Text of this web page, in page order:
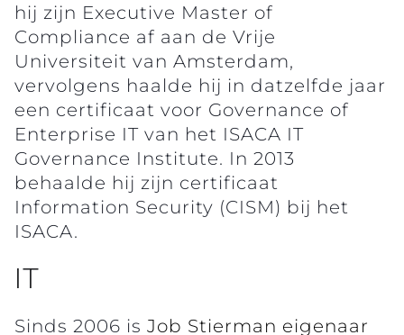
hij zijn Executive Master of
Compliance af aan de Vrije
Universiteit van Amsterdam,
vervolgens haalde hij in datzelfde jaar
een certificaat voor Governance of
Enterprise IT van het ISACA IT
Governance Institute. In 2013
behaalde hij zijn certificaat
Information Security (CISM) bij het
ISACA.
IT
Sinds 2006 is Job Stierman eigenaar